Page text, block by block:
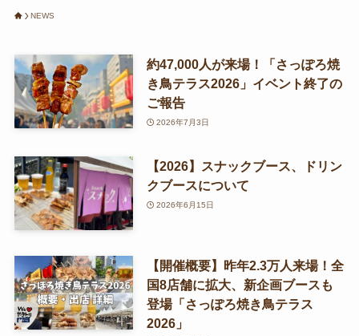
NEWS
約47,000人が来場！「さっぽろ焼
き鳥テラス2026」イベント終了の
ご報告
2026年7月3日
【2026】スナックブース、ドリン
クブースについて
2026年6月15日
【開催概要】昨年2.3万人来場！全
国8店舗に拡大、新企画ブースも
登場「さっぽろ焼き鳥テラス
2026」